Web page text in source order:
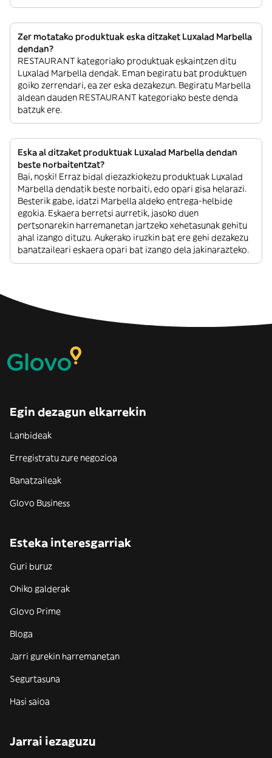
Zer motatako produktuak eska ditzaket Luxalad Marbella
dendan?
RESTAURANT kategoriako produktuak eskaintzen ditu
Luxalad Marbella dendak. Eman begiratu bat produktuen
goiko zerrendari, ea zer eska dezakezun. Begiratu Marbella
aldean dauden RESTAURANT kategoriako beste denda
batzuk ere.
Eska al ditzaket produktuak Luxalad Marbella dendan
beste norbaitentzat?
Bai, noski! Erraz bidal diezazkiokezu produktuak Luxalad
Marbella dendatik beste norbaiti, edo opari gisa helarazi.
Besterik gabe, idatzi Marbella aldeko entrega-helbide
egokia. Eskaera berretsi aurretik, jasoko duen
pertsonarekin harremanetan jartzeko xehetasunak gehitu
ahal izango dituzu. Aukerako iruzkin bat ere gehi dezakezu
banatzaileari eskaera opari bat izango dela jakinarazteko.
Egin dezagun elkarrekin
Lanbideak
Erregistratu zure negozioa
Banatzaileak
Glovo Business
Esteka interesgarriak
Guri buruz
Ohiko galderak
Glovo Prime
Bloga
Jarri gurekin harremanetan
Segurtasuna
Hasi saioa
Jarrai iezaguzu